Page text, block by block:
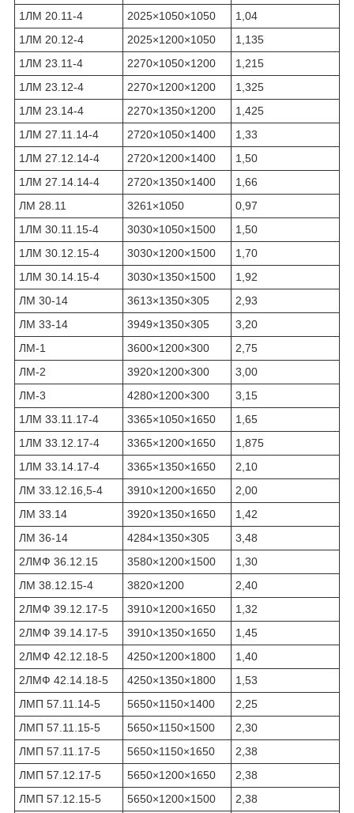
1ЛМ 20.11-4
2025×1050×1050
1,04
1ЛМ 20.12-4
2025×1200×1050
1,135
1ЛМ 23.11-4
2270×1050×1200
1,215
1ЛМ 23.12-4
2270×1200×1200
1,325
1ЛМ 23.14-4
2270×1350×1200
1,425
1ЛМ 27.11.14-4
2720×1050×1400
1,33
1ЛМ 27.12.14-4
2720×1200×1400
1,50
1ЛМ 27.14.14-4
2720×1350×1400
1,66
ЛМ 28.11
3261×1050
0,97
1ЛМ 30.11.15-4
3030×1050×1500
1,50
1ЛМ 30.12.15-4
3030×1200×1500
1,70
1ЛМ 30.14.15-4
3030×1350×1500
1,92
ЛМ 30-14
3613×1350×305
2,93
ЛМ 33-14
3949×1350×305
3,20
ЛМ-1
3600×1200×300
2,75
ЛМ-2
3920×1200×300
3,00
ЛМ-3
4280×1200×300
3,15
1ЛМ 33.11.17-4
3365×1050×1650
1,65
1ЛМ 33.12.17-4
3365×1200×1650
1,875
1ЛМ 33.14.17-4
3365×1350×1650
2,10
ЛМ 33.12.16,5-4
3910×1200×1650
2,00
ЛМ 33.14
3920×1350×1650
1,42
ЛМ 36-14
4284×1350×305
3,48
2ЛМФ 36.12.15
3580×1200×1500
1,30
ЛМ 38.12.15-4
3820×1200
2,40
2ЛМФ 39.12.17-5
3910×1200×1650
1,32
2ЛМФ 39.14.17-5
3910×1350×1650
1,45
2ЛМФ 42.12.18-5
4250×1200×1800
1,40
2ЛМФ 42.14.18-5
4250×1350×1800
1,53
ЛМП 57.11.14-5
5650×1150×1400
2,25
ЛМП 57.11.15-5
5650×1150×1500
2,30
ЛМП 57.11.17-5
5650×1150×1650
2,38
ЛМП 57.12.17-5
5650×1200×1650
2,38
ЛМП 57.12.15-5
5650×1200×1500 2,38